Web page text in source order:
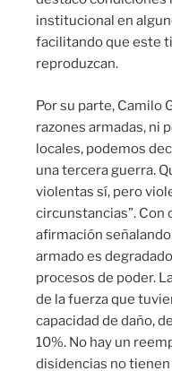
institucional en
facilitando que este
reproduzcan.
Por su parte, Camilo
razones armadas, ni
locales, podemos
una tercera guerra.
violentas sí, pero
circunstancias”. Con
afirmación
armado es
procesos de poder.
de la fuerza que
capacidad de daño,
10%. No hay un
disidencias no